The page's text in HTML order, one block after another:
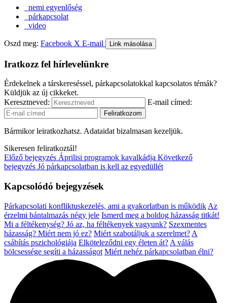
nemi egyenlőség
párkapcsolat
video
Oszd meg: Facebook X E-mail Link másolása
Iratkozz fel hírlevelünkre
Érdekelnek a társkereséssel, párkapcsolatokkal kapcsolatos témák?
Küldjük az új cikkeket.
Keresztneved:
E-mail címed:
Bármikor leiratkozhatsz. Adataidat bizalmasan kezeljük.
Sikeresen feliratkoztál!
Előző bejegyzés Áprilisi programok kavalkádja Következő
bejegyzés Jó párkapcsolatban is kell az egyedüllét
Kapcsolódó bejegyzések
Párkapcsolati konfliktuskezelés, ami a gyakorlatban is működik Az
érzelmi bántalmazás négy jele Ismerd meg a boldog házasság titkát!
Mi a féltékenység? Jó az, ha féltékenyek vagyunk? Szexmentes
házasság? Miért nem jó ez? Miért szabotáljuk a szerelmet? A
csábítás pszichológiája Elköteleződni egy életen át? A válás
bölcsessége segíti a házasságot Miért nehéz párkapcsolatban élni?